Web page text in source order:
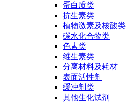
蛋白质类
抗生素类
植物激素及核酸类
碳水化合物类
色素类
维生素类
分离材料及耗材
表面活性剂
缓冲剂类
其他生化试剂